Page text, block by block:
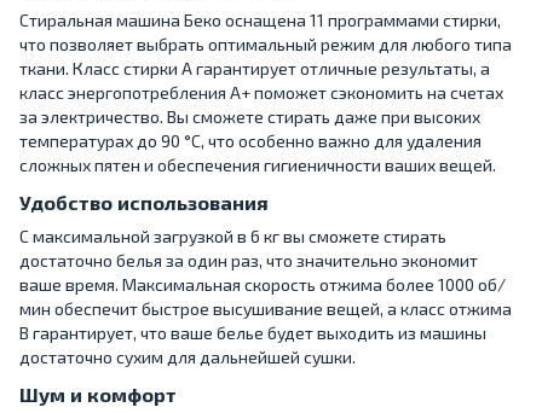
Стиральная машина Беко оснащена 11 программами стирки,
что позволяет выбрать оптимальный режим для любого типа
ткани. Класс стирки A гарантирует отличные результаты, а
класс энергопотребления A+ поможет сэкономить на счетах
за электричество. Вы сможете стирать даже при высоких
температурах до 90 °C, что особенно важно для удаления
сложных пятен и обеспечения гигиеничности ваших вещей.
Удобство использования
С максимальной загрузкой в 6 кг вы сможете стирать
достаточно белья за один раз, что значительно экономит
ваше время. Максимальная скорость отжима более 1000 об/
мин обеспечит быстрое высушивание вещей, а класс отжима
B гарантирует, что ваше белье будет выходить из машины
достаточно сухим для дальнейшей сушки.
Шум и комфорт